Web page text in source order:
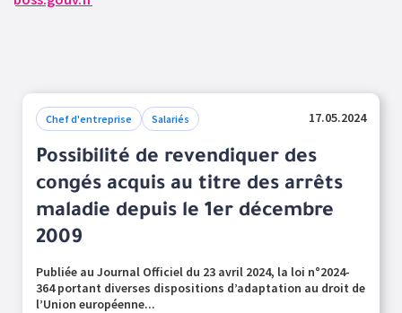
Chef d'entreprise Salariés 17.05.2024
Possibilité de revendiquer des
congés acquis au titre des arrêts
maladie depuis le 1er décembre
2009
Publiée au Journal Officiel du 23 avril 2024, la loi n°2024-
364 portant diverses dispositions d’adaptation au droit de
l’Union européenne...